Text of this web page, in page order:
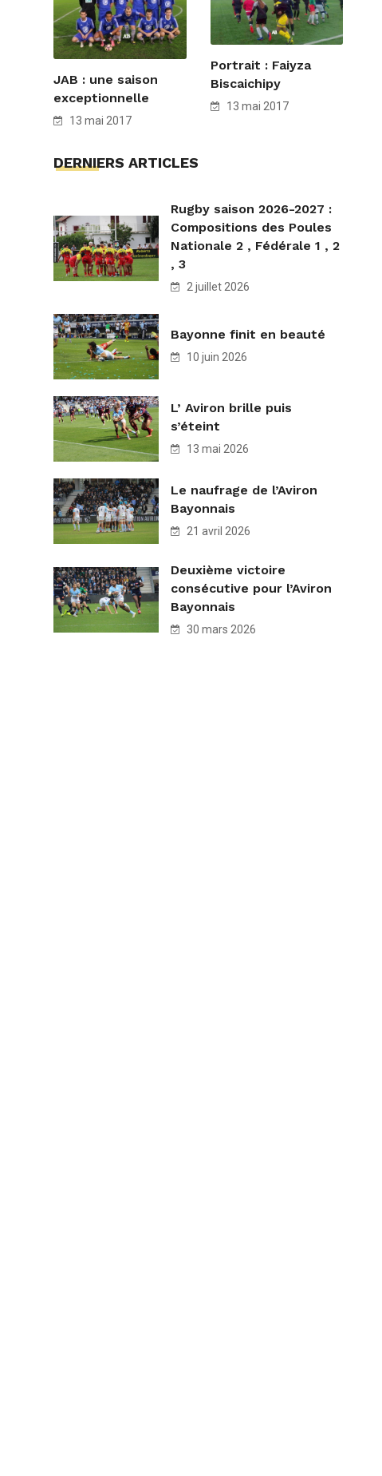
JAB : une saison
exceptionnelle
13 mai 2017
Portrait : Faiyza
Biscaichipy
13 mai 2017
DERNIERS ARTICLES
Rugby saison 2026-2027 :
Compositions des Poules
Nationale 2 , Fédérale 1 , 2
, 3
2 juillet 2026
Bayonne finit en beauté
10 juin 2026
L’ Aviron brille puis
s’éteint
13 mai 2026
Le naufrage de l’Aviron
Bayonnais
21 avril 2026
Deuxième victoire
consécutive pour l’Aviron
Bayonnais
30 mars 2026